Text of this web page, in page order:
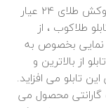
تابلو طلا درخت زندگی با طراحی کم نظیر و با روکش طلای 24 عیار
طلاکوب ، از
نمایی بخصوص به
از بالاترین و
تابلو می افزاید.
گارانتی محصول می